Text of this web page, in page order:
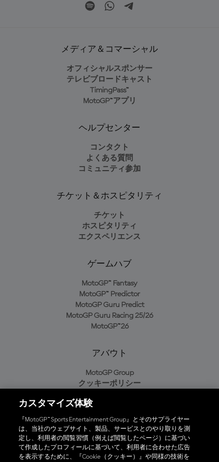
メディア＆コマーシャル
オフィシャルスポンサー
テレビブロードキャスト
TimingPass™
MotoGP™アプリ
ヘルプセンター
コンタクト
よくある質問
コミュニティ参加
チケット＆ホスピタリティ
チケット
ホスピタリティ
エクスペリエンス
ゲームハブ
MotoGP™ Fantasy
MotoGP™ Predictor
MotoGP Guru Predict
MotoGP Guru Racing 25/26
MotoGP™26
アバウト
MotoGP Group
クッキーポリシー
プライバシーポリシー
購入ポリシー
オフィシャルアプリ
カスタマイズ体験
『MotoGP™ Sports Entertainment Group』とそのサプライヤー
は、当社のウェブサイト、製品、サービスとのやり取りを測
定し、利用者の閲覧習慣（例えば閲覧したページ）に基づい
て作成したプロフィールに基づいて、利用者に合わせた広告
を表示するために、『Cookie（クッキー）』や同様の技術を